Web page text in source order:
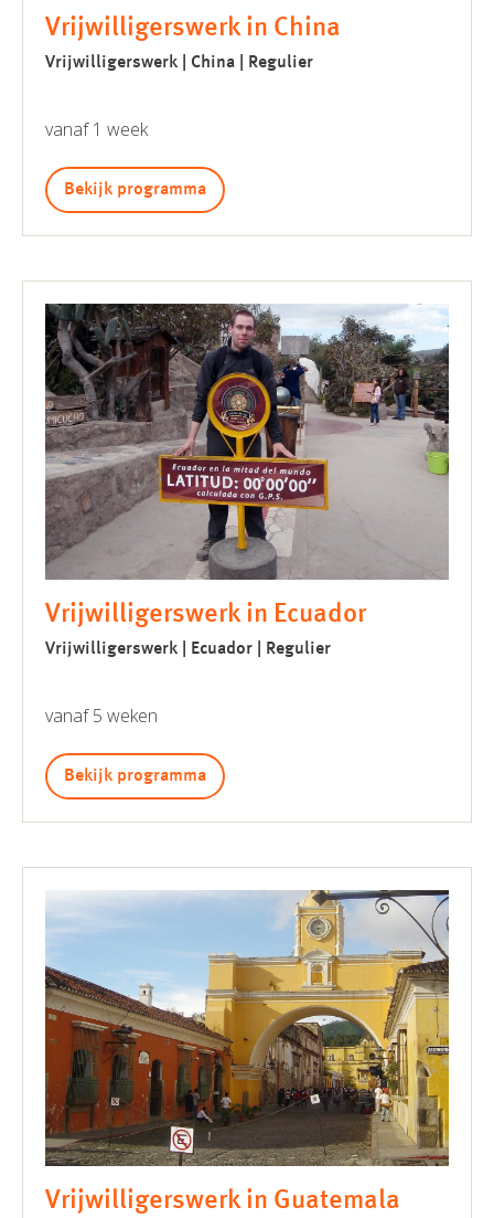
Vrijwilligerswerk in China
Vrijwilligerswerk | China | Regulier
vanaf 1 week
Bekijk programma
Vrijwilligerswerk in Ecuador
Vrijwilligerswerk | Ecuador | Regulier
vanaf 5 weken
Bekijk programma
Vrijwilligerswerk in Guatemala